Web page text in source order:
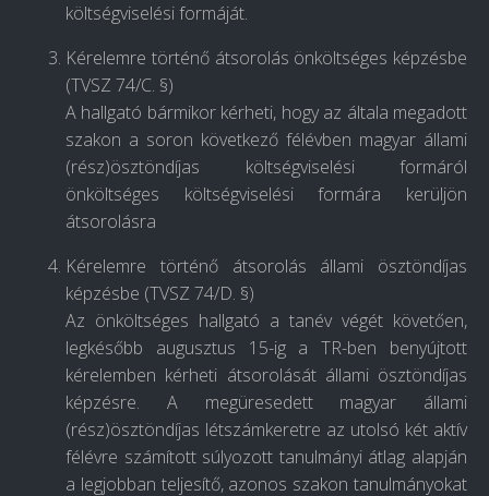
költségviselési formáját.
Kérelemre történő átsorolás önköltséges képzésbe
(TVSZ 74/C. §)
A hallgató bármikor kérheti, hogy az általa megadott
szakon a soron következő félévben magyar állami
(rész)ösztöndíjas költségviselési formáról
önköltséges költségviselési formára kerüljön
átsorolásra
Kérelemre történő átsorolás állami ösztöndíjas
képzésbe (TVSZ 74/D. §)
Az önköltséges hallgató a tanév végét követően,
legkésőbb augusztus 15-ig a TR-ben benyújtott
kérelemben kérheti átsorolását állami ösztöndíjas
képzésre. A megüresedett magyar állami
(rész)ösztöndíjas létszámkeretre az utolsó két aktív
félévre számított súlyozott tanulmányi átlag alapján
a legjobban teljesítő, azonos szakon tanulmányokat